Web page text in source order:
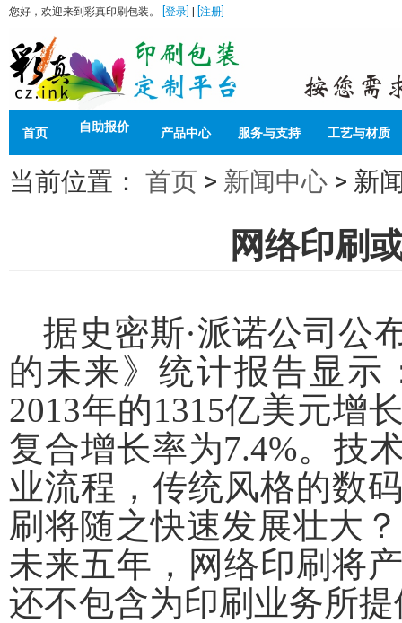
您好，欢迎来到彩真印刷包装。 [登录] [注册]
首页 自助报价 产品中心 服务与支持 工艺与材质
当前位置： 首页 > 新闻中心 > 新
网络印刷
据史密斯·派诺公司公
的未来》统计报告显示
2013年的1315亿美元增
复合增长率为7.4%。技
业流程，传统风格的数
刷将随之快速发展壮大
未来五年，网络印刷将
还不包含为印刷业务所